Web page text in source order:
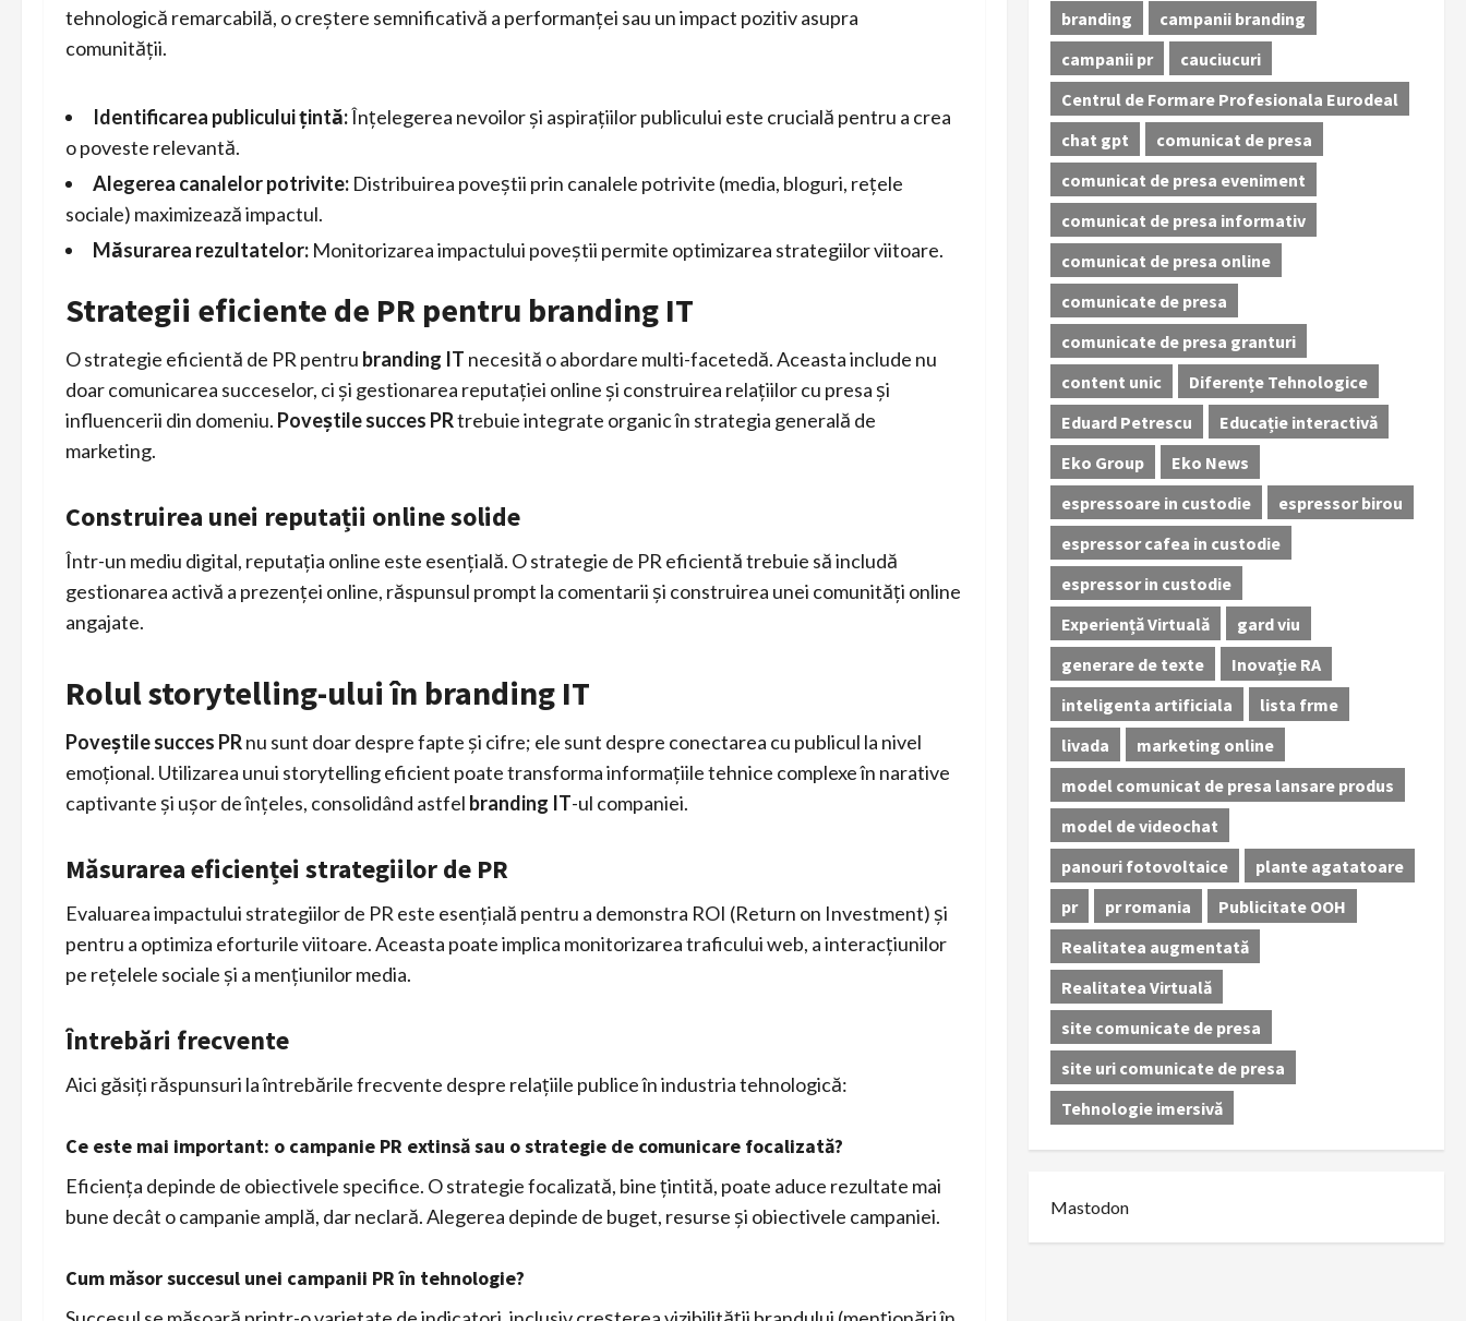
tehnologică remarcabilă, o creștere semnificativă a performanței sau un impact pozitiv asupra
comunității.
Identificarea publicului țintă:Înțelegerea nevoilor și aspirațiilor publicului este crucială pentru a crea
o poveste relevantă.
Alegerea canalelor potrivite: Distribuirea poveștii prin canalele potrivite (media, bloguri, rețele
sociale) maximizează impactul.
Măsurarea rezultatelor: Monitorizarea impactului poveștii permite optimizarea strategiilor viitoare.
Strategii eficiente de PR pentru branding IT
O strategie eficientă de PR pentru branding IT necesită o abordare multi-facetedă. Aceasta include nu
doar comunicarea succeselor, ci și gestionarea reputației online și construirea relațiilor cu presa și
influencerii din domeniu. Poveștile succes PRtrebuie integrate organic în strategia generală de
marketing.
Construirea unei reputații online solide
Într-un mediu digital, reputația online este esențială. O strategie de PR eficientă trebuie să includă
gestionarea activă a prezenței online, răspunsul prompt la comentarii și construirea unei comunități online
angajate.
Rolul storytelling-ului în branding IT
Poveștile succes PRnu sunt doar despre fapte și cifre; ele sunt despre conectarea cu publicul la nivel
emoțional. Utilizarea unui storytelling eficient poate transforma informațiile tehnice complexe în narative
captivante și ușor de înțeles, consolidând astfel branding IT-ul companiei.
Măsurarea eficienței strategiilor de PR
Evaluarea impactului strategiilor de PR este esențială pentru a demonstra ROI (Return on Investment) și
pentru a optimiza eforturile viitoare. Aceasta poate implica monitorizarea traficului web, a interacțiunilor
pe rețelele sociale și a mențiunilor media.
Întrebări frecvente
Aici găsiți răspunsuri la întrebările frecvente despre relațiile publice în industria tehnologică:
Ce este mai important: o campanie PR extinsă sau o strategie de comunicare focalizată?
Eficiența depinde de obiectivele specifice. O strategie focalizată, bine țintită, poate aduce rezultate mai
bune decât o campanie amplă, dar neclară. Alegerea depinde de buget, resurse și obiectivele campaniei.
Cum măsor succesul unei campanii PR în tehnologie?
branding
campanii branding
campanii pr
cauciucuri
Centrul de Formare Profesionala Eurodeal
chat gpt
comunicat de presa
comunicat de presa eveniment
comunicat de presa informativ
comunicat de presa online
comunicate de presa
comunicate de presa granturi
content unic
Diferențe Tehnologice
Eduard Petrescu
Educație interactivă
Eko Group
Eko News
espressoare in custodie
espressor birou
espressor cafea in custodie
espressor in custodie
Experiență Virtuală
gard viu
generare de texte
Inovație RA
inteligenta artificiala
lista frme
livada
marketing online
model comunicat de presa lansare produs
model de videochat
panouri fotovoltaice
plante agatatoare
pr
pr romania
Publicitate OOH
Realitatea augmentată
Realitatea Virtuală
site comunicate de presa
site uri comunicate de presa
Tehnologie imersivă
Mastodon